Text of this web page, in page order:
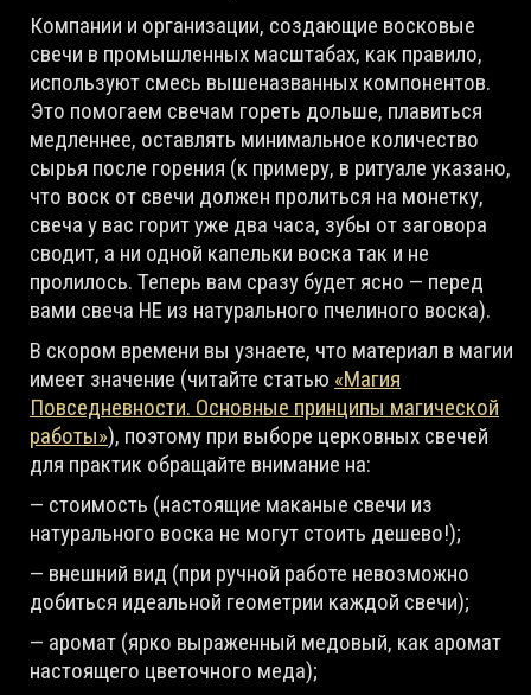
Компании и организации, создающие восковые
свечи в промышленных масштабах, как правило,
используют смесь вышеназванных компонентов.
Это помогаем свечам гореть дольше, плавиться
медленнее, оставлять минимальное количество
сырья после горения (к примеру, в ритуале указано,
что воск от свечи должен пролиться на монетку,
свеча у вас горит уже два часа, зубы от заговора
сводит, а ни одной капельки воска так и не
пролилось. Теперь вам сразу будет ясно — перед
вами свеча НЕ из натурального пчелиного воска).
В скором времени вы узнаете, что материал в магии
имеет значение (читайте статью «Магия
Повседневности. Основные принципы магической
работы»), поэтому при выборе церковных свечей
для практик обращайте внимание на:
— стоимость (настоящие маканые свечи из
натурального воска не могут стоить дешево!);
— внешний вид (при ручной работе невозможно
добиться идеальной геометрии каждой свечи);
— аромат (ярко выраженный медовый, как аромат
настоящего цветочного меда);